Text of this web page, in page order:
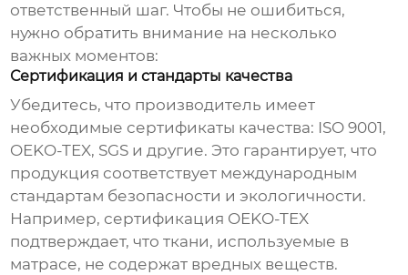
ответственный шаг. Чтобы не ошибиться,
нужно обратить внимание на несколько
важных моментов:
Сертификация и стандарты качества
Убедитесь, что производитель имеет
необходимые сертификаты качества: ISO 9001,
OEKO-TEX, SGS и другие. Это гарантирует, что
продукция соответствует международным
стандартам безопасности и экологичности.
Например, сертификация OEKO-TEX
подтверждает, что ткани, используемые в
матрасе, не содержат вредных веществ.